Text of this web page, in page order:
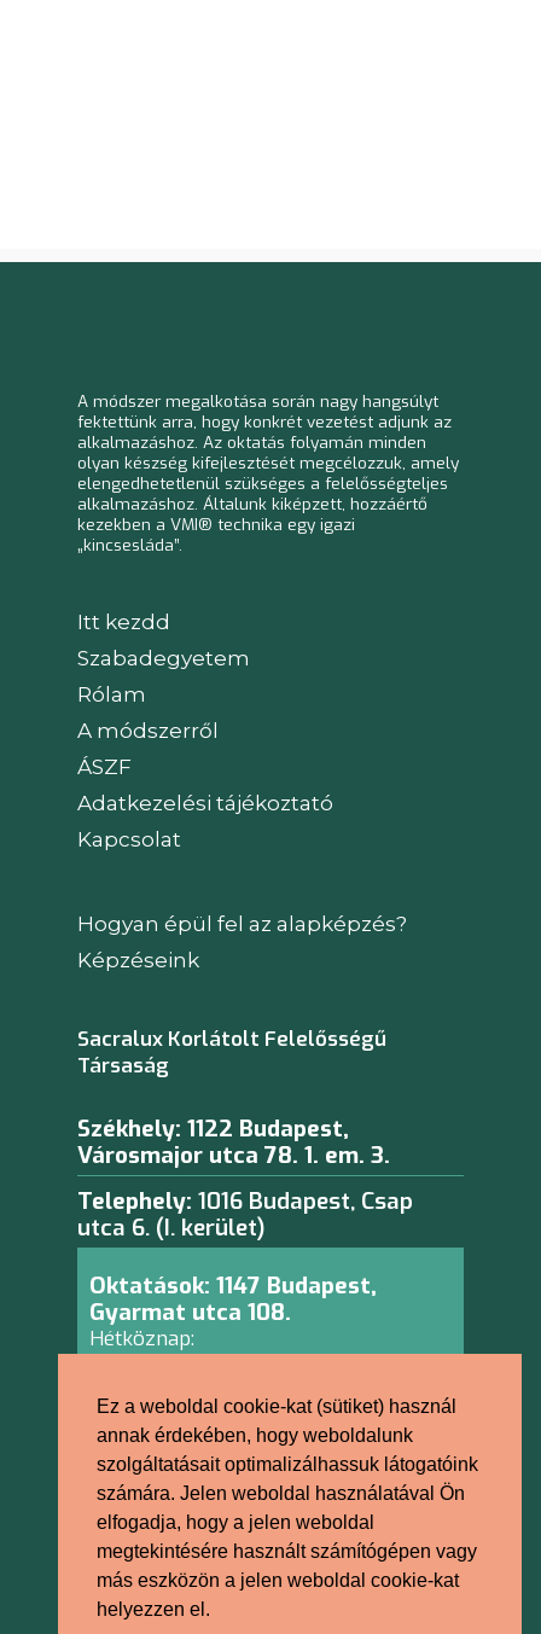
Ez a weboldal cookie-kat (sütiket) használ
annak érdekében, hogy weboldalunk
szolgáltatásait optimalizálhassuk látogatóink
számára. Jelen weboldal használatával Ön
elfogadja, hogy a jelen weboldal
megtekintésére használt számítógépen vagy
más eszközön a jelen weboldal cookie-kat
helyezzen el.
A módszer megalkotása során nagy hangsúlyt
fektettünk arra, hogy konkrét vezetést adjunk az
alkalmazáshoz. Az oktatás folyamán minden
olyan készség kifejlesztését megcélozzuk, amely
elengedhetetlenül szükséges a felelősségteljes
alkalmazáshoz. Általunk kiképzett, hozzáértő
kezekben a VMI® technika egy igazi
„kincsesláda”.
Itt kezdd
Szabadegyetem
Rólam
A módszerről
ÁSZF
Adatkezelési tájékoztató
Kapcsolat
Hogyan épül fel az alapképzés?
Képzéseink
Sacralux Korlátolt Felelősségű
Társaság
Székhely: 1122 Budapest,
Városmajor utca 78. 1. em. 3.
Telephely: 1016 Budapest, Csap
utca 6. (I. kerület)
Oktatások: 1147 Budapest,
Gyarmat utca 108.
Hétköznap:
Erste Bank: 11600006-00000001-99008515
IBAN: HU4911600006-00000001-99008515
Felnőttképző nyilvántartási száma:
B/2023/000626